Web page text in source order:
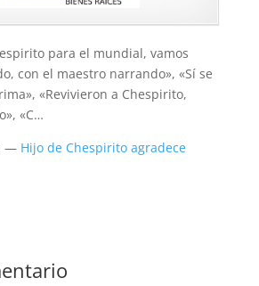
para el mundial, vamos
con el maestro narrando», «Sí se
«Revivieron a Chespirito,
«C…
— Hijo de Chespirito agradece